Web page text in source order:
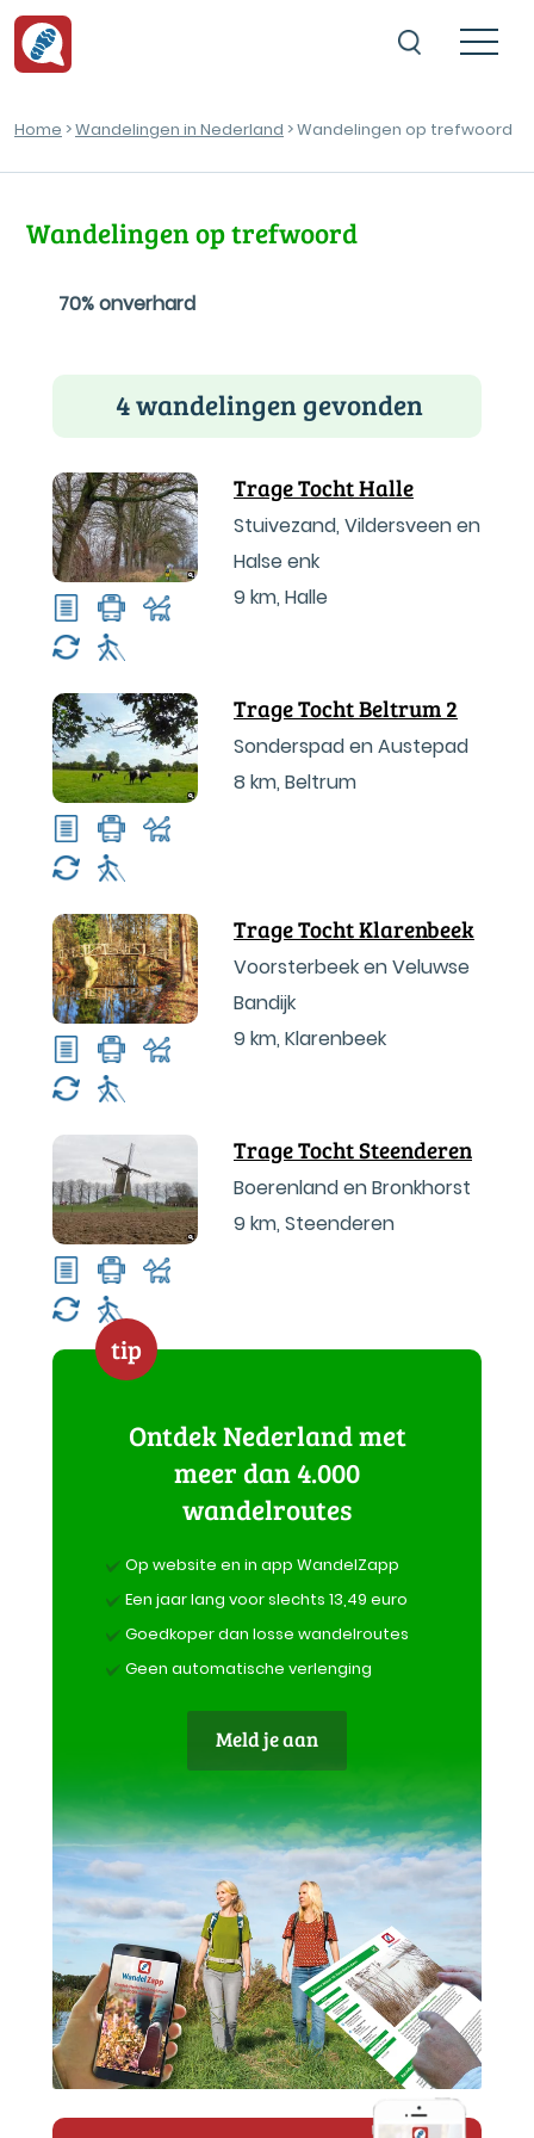
Home >Wandelingen in Nederland > Wandelingen op trefwoord
Wandelingen op trefwoord
70% onverhard
4 wandelingen gevonden
Trage Tocht Halle
Stuivezand, Vildersveen en
Halse enk
9 km, Halle
Trage Tocht Beltrum 2
Sonderspad en Austepad
8 km, Beltrum
Trage Tocht Klarenbeek
Voorsterbeek en Veluwse
Bandijk
9 km, Klarenbeek
Trage Tocht Steenderen
Boerenland en Bronkhorst
9 km, Steenderen
tip
Ontdek Nederland met
meer dan 4.000
wandelroutes
Op website en in app WandelZapp
Een jaar lang voor slechts 13,49 euro
Goedkoper dan losse wandelroutes
Geen automatische verlenging
Meld je aan